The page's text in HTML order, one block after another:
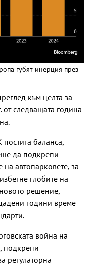
губят инерция през
към целта за
от следващата година
баланса,
да подкрепи
автопарковете, за
глобите на
решение,
години време
война на
подкрепи
регулаторна